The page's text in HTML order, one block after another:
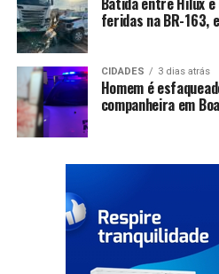
feridas na BR-163,
CIDADES 3 dias atrás
Homem é
companheira em